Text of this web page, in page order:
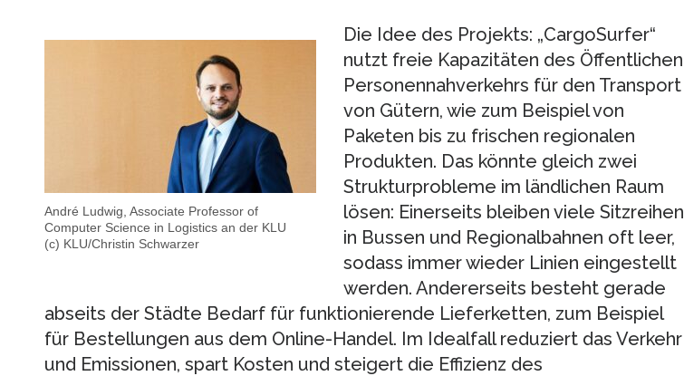
André Ludwig, Associate Professor of
Computer Science in Logistics an der KLU
(c) KLU/Christin Schwarzer
Die Idee des Projekts: „CargoSurfer“
nutzt freie Kapazitäten des Öffentlichen
Personennahverkehrs für den Transport
von Gütern, wie zum Beispiel von
Paketen bis zu frischen regionalen
Produkten. Das könnte gleich zwei
Strukturprobleme im ländlichen Raum
lösen: Einerseits bleiben viele Sitzreihen
in Bussen und Regionalbahnen oft leer,
sodass immer wieder Linien eingestellt
werden. Andererseits besteht gerade
abseits der Städte Bedarf für funktionierende Lieferketten, zum Beispiel
für Bestellungen aus dem Online-Handel. Im Idealfall reduziert das Verkehr
und Emissionen, spart Kosten und steigert die Effizienz des